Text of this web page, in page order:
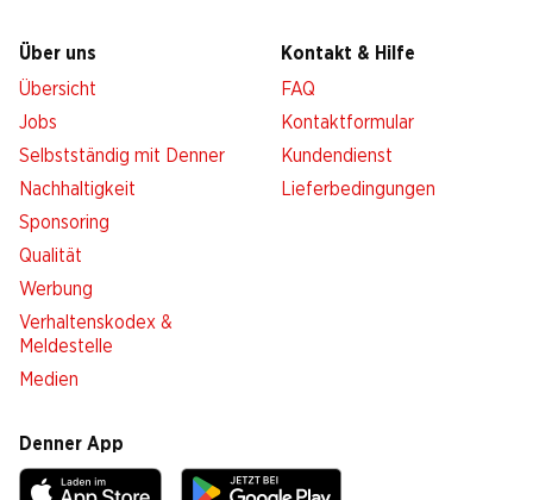
Über uns
Übersicht
Jobs
Selbstständig mit Denner
Nachhaltigkeit
Sponsoring
Qualität
Werbung
Verhaltenskodex &
Meldestelle
Medien
Kontakt & Hilfe
FAQ
Kontaktformular
Kundendienst
Lieferbedingungen
Denner App